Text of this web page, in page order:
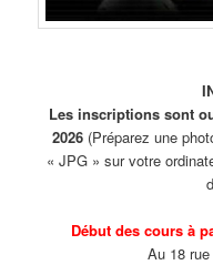
Les inscriptions sont
2026 (Préparez une
« JPG » sur votre
Début des cours à
Au 18